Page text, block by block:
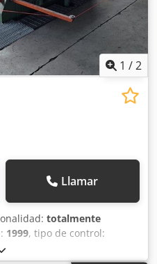
1 /2
Llamar
totalmente
1999, tipo de control: